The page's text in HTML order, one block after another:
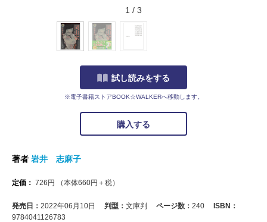
1 / 3
試し読みをする
※電子書籍ストアBOOK☆WALKERへ移動します。
購入する
著者 岩井 志麻子
定価： 726 円 （本体660円＋税）
発売日： 2022年06月10日 判型： 文庫判 ページ数： 240
ISBN：
9784041126783